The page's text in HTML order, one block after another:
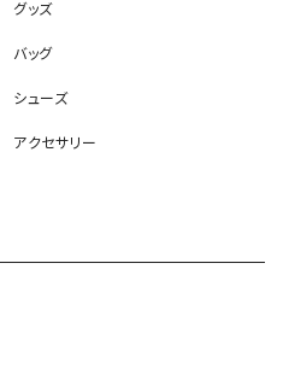
グッズ
バッグ
シューズ
アクセサリー